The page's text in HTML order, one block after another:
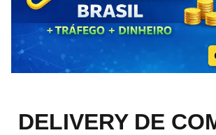
DELIVERY DE